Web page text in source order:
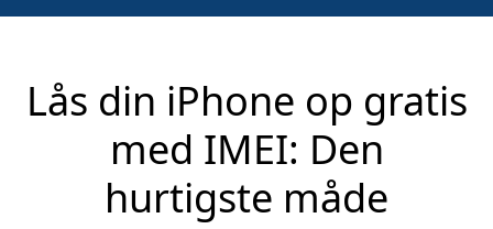
Lås din iPhone op gratis
med IMEI: Den
hurtigste måde